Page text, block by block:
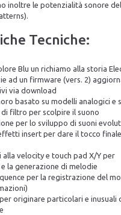
inoltre le potenzialità sonore
Tecniche:
Blu un richiamo alla storia
ad un firmware (vers. 2)
via download
basato su modelli analogici e
filtro per scolpire il suono
per lo sviluppo di suoni
insert per dare il tocco
velocity e touch pad X/Y per
la generazione di melodie
per la registrazione del
originare particolari e inusuali